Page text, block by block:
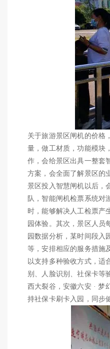
关于旅游景区闸机的价格
量，做工材质，功能模块
作，会给景区出具一整套
方案，会全面了解景区的
景区投入智慧闸机以后，
队，智能闸机检票系统对
时，能够解决人工检票产
园体验。其次，景区人员
园数据分析，某时间段入
等，安排相应的服务措施
以支持多种验收方式，适
别、人脸识别、社保卡等
西大裂谷，安徽六安 · 梦
持社保卡刷卡入园，同步